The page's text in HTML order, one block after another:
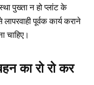
पुख्ता न हो प्लांट के
पूर्वक कार्य कराने
चाहिए।
का रो रो कर